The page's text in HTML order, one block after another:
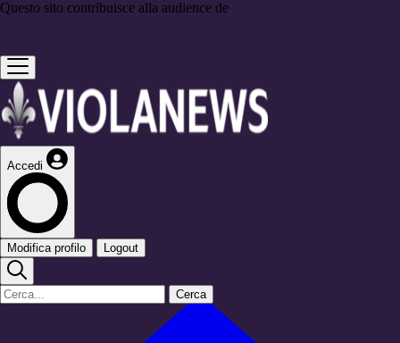
Questo sito contribuisce alla audience de
Accedi
Modifica profilo Logout
Cerca